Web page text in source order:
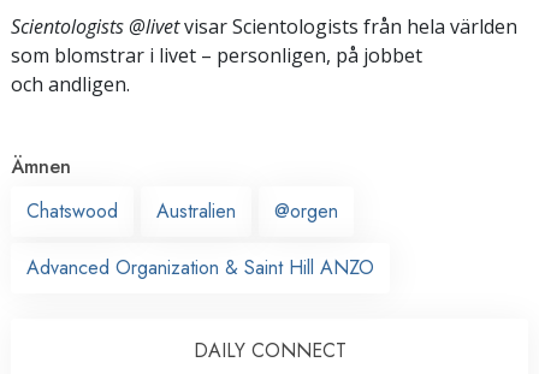
Scientologists @livetvisar Scientologists från hela världen
som blomstrar i livet – personligen, på jobbet
och andligen.
Ämnen
Chatswood
Australien @orgen
Advanced Organization & Saint Hill ANZO
DAILY CONNECT